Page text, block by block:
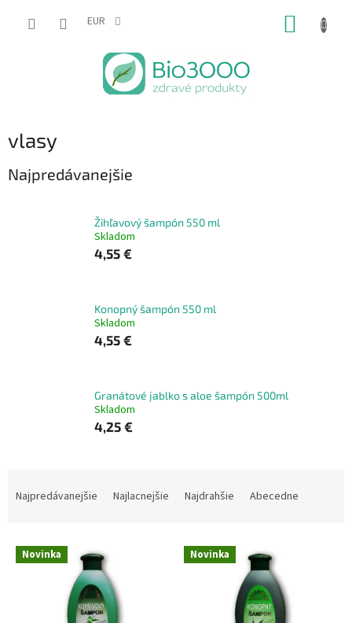
EUR
vlasy
Najpredávanejšie
Žihľavový šampón 550 ml
Skladom
4,55 €
Konopný šampón 550 ml
Skladom
4,55 €
Granátové jablko s aloe šampón 500ml
Skladom
4,25 €
n
Najpredávanejšie Najlacnejšie Najdrahšie Abecedne
V Novinka Novinka